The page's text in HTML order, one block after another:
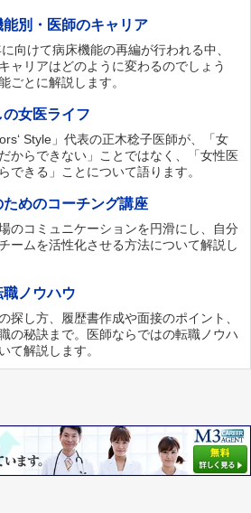
能別・医師のキャリア
向けて病床機能の再編が行われる中、
ャリアはどのように変わるのでしょう
ごとに解説します。
の女医ライフ
Style」代表の正木稔子医師が、「女
からできない」ことではなく、「女性医
できる」ことについて語ります。
ためのコーチング講座
のコミュニケーションを円滑にし、自分
ームを活性化させる方法について解説し
職ノウハウ
探し方、履歴書作成や面接のポイント、
の秘訣まで。医師ならではの転職ノウハ
て解説します。